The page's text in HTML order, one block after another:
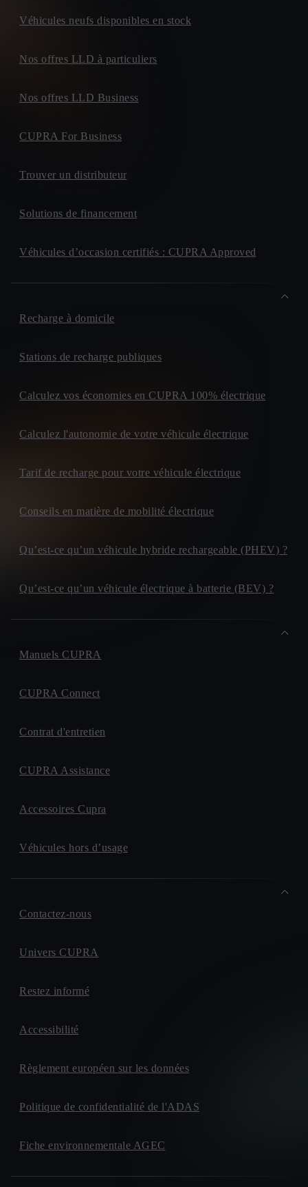
Véhicules neufs disponibles en stock
Nos offres LLD à particuliers
Nos offres LLD Business
CUPRA For Business
Trouver un distributeur
Solutions de financement
Véhicules d’occasion certifiés : CUPRA Approved
Recharge à domicile
Stations de recharge publiques
Calculez vos économies en CUPRA 100% électrique
Calculez l'autonomie de votre véhicule électrique
Tarif de recharge pour votre véhicule électrique
Conseils en matière de mobilité électrique
Qu’est-ce qu’un véhicule hybride rechargeable (PHEV) ?
Qu’est-ce qu’un véhicule électrique à batterie (BEV) ?
Manuels CUPRA
CUPRA Connect
Contrat d'entretien
CUPRA Assistance
Accessoires Cupra
Véhicules hors d’usage
Contactez-nous
Univers CUPRA
Restez informé
Accessibilité
Règlement européen sur les données
Politique de confidentialité de l'ADAS
Fiche environnementale AGEC